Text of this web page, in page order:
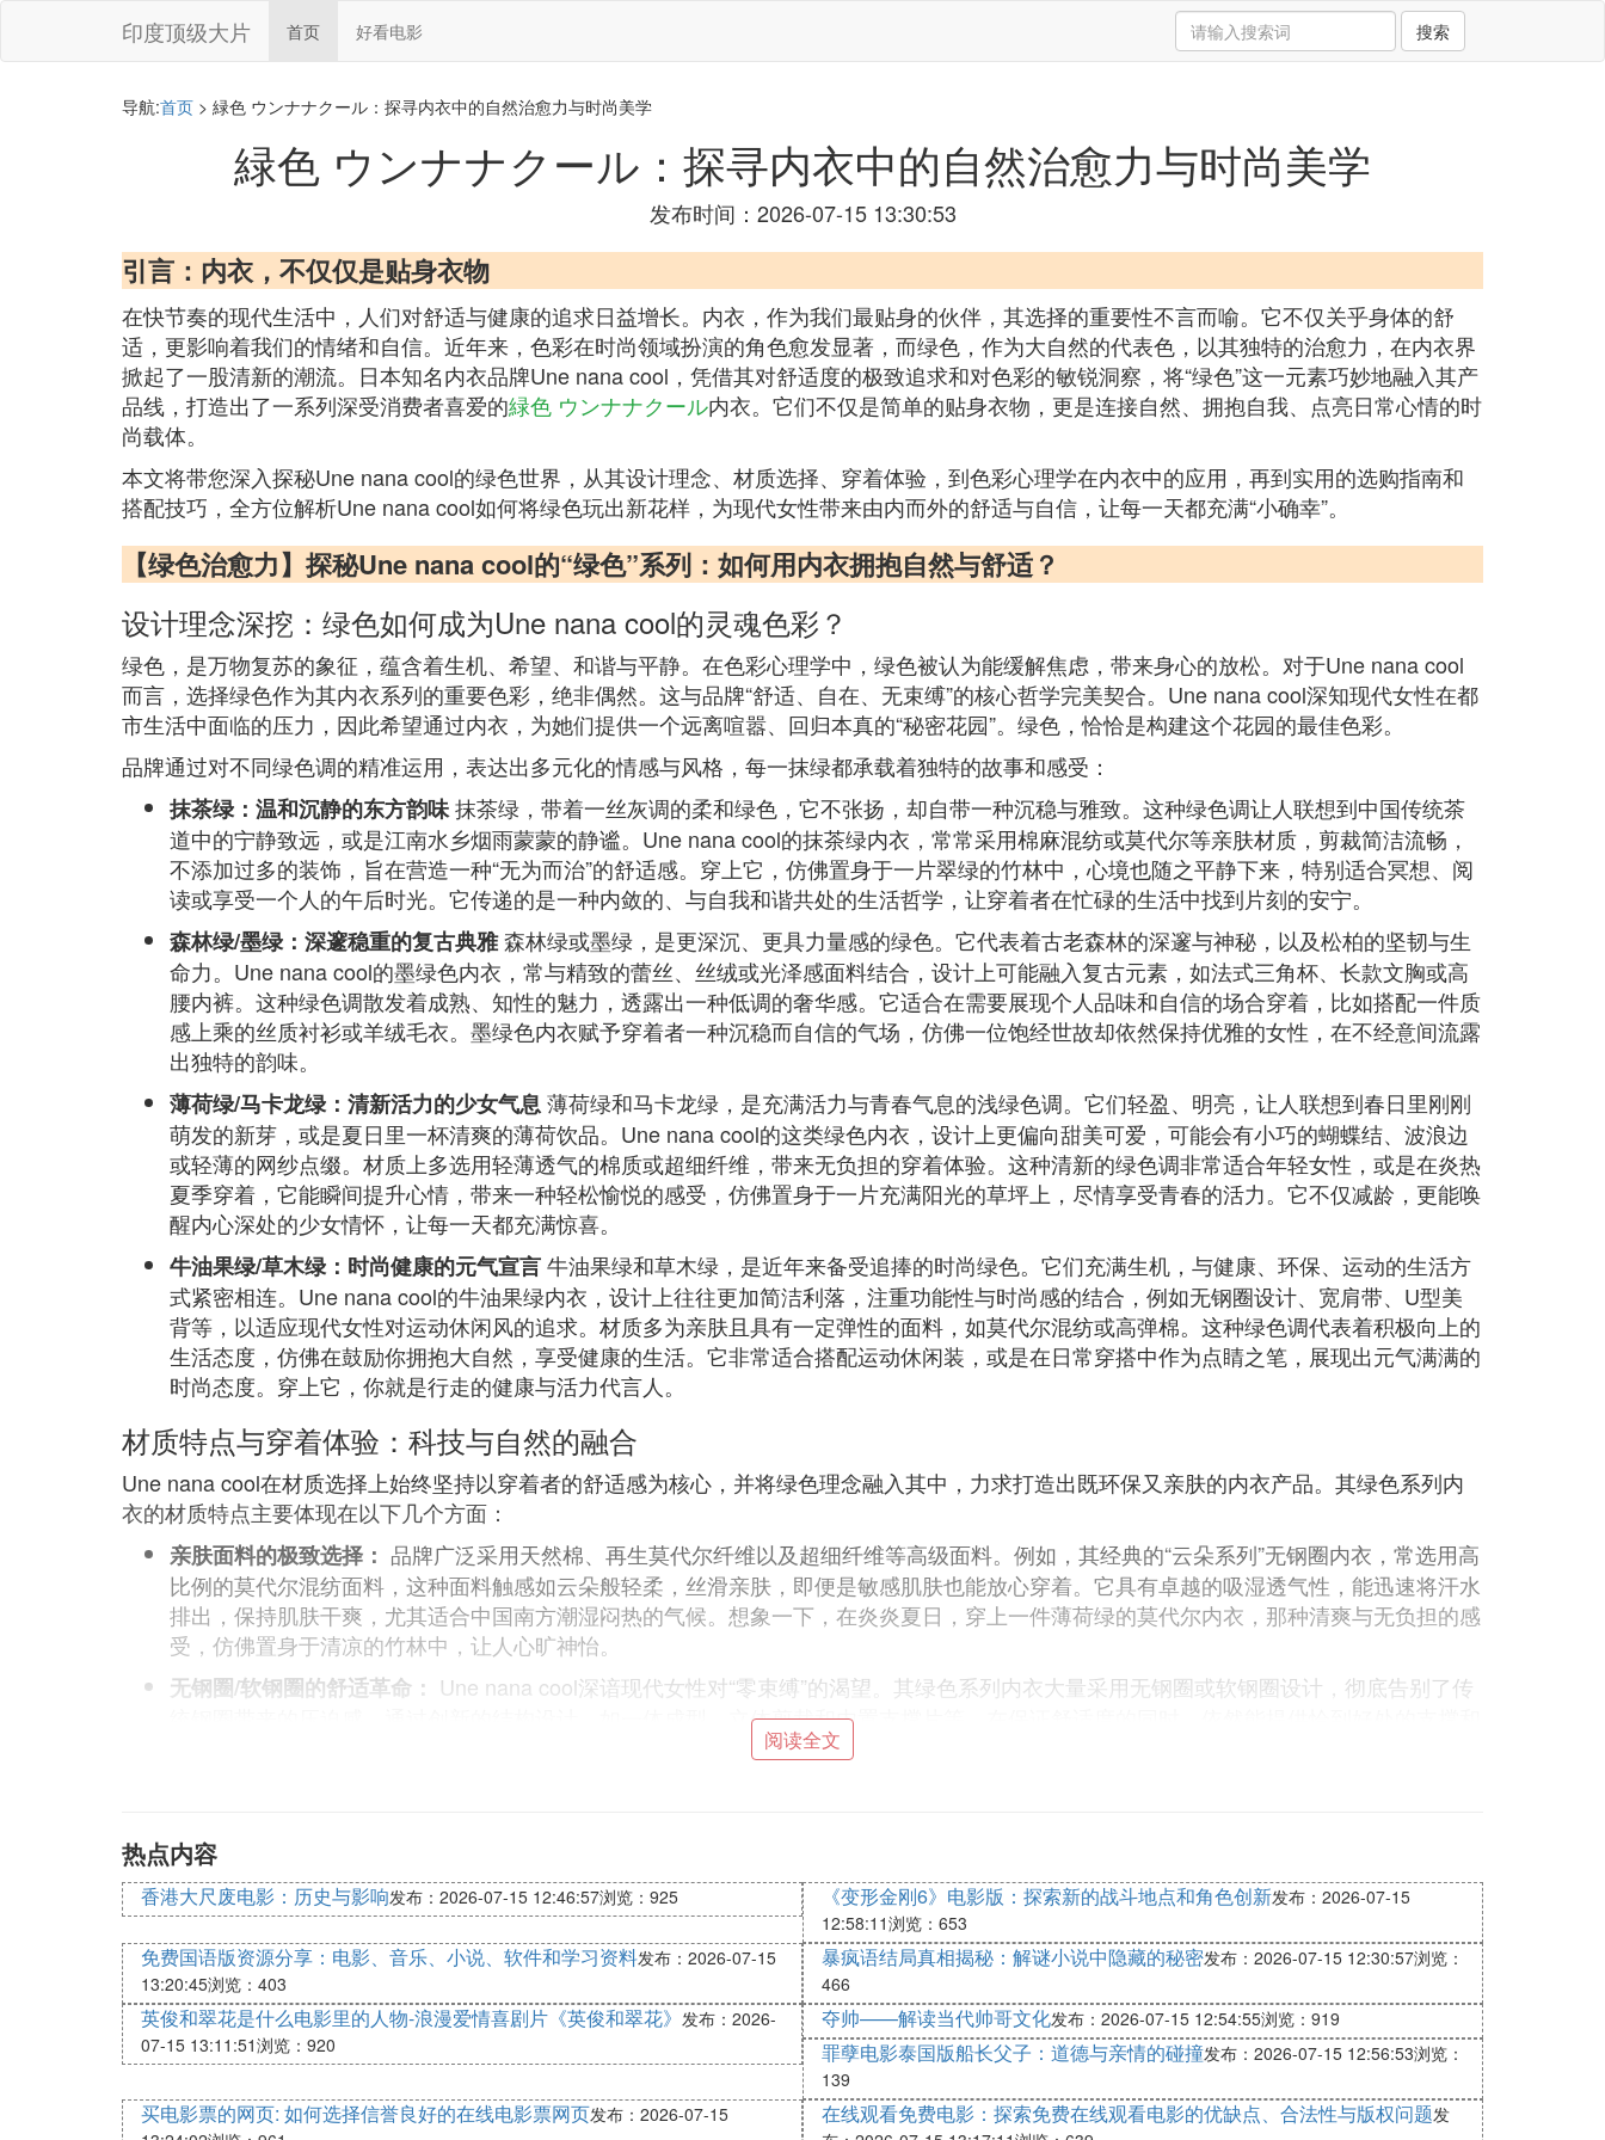
印度顶级大片 首页 好看电影 搜索
导航:首页 > 緑色 ウンナナクール：探寻内衣中的自然治愈力与时尚美学
緑色 ウンナナクール：探寻内衣中的自然治愈力与时尚美学
发布时间：2026-07-15 13:30:53
引言：内衣，不仅仅是贴身衣物
在快节奏的现代生活中，人们对舒适与健康的追求日益增长。内衣，作为我们最贴身的伙伴，其选择的重要性不言而喻。它不仅关乎身体的舒
适，更影响着我们的情绪和自信。近年来，色彩在时尚领域扮演的角色愈发显著，而绿色，作为大自然的代表色，以其独特的治愈力，在内衣界
掀起了一股清新的潮流。日本知名内衣品牌Une nana cool，凭借其对舒适度的极致追求和对色彩的敏锐洞察，将“绿色”这一元素巧妙地融入其产
品线，打造出了一系列深受消费者喜爱的緑色 ウンナナクール内衣。它们不仅是简单的贴身衣物，更是连接自然、拥抱自我、点亮日常心情的时
尚载体。
本文将带您深入探秘Une nana cool的绿色世界，从其设计理念、材质选择、穿着体验，到色彩心理学在内衣中的应用，再到实用的选购指南和
搭配技巧，全方位解析Une nana cool如何将绿色玩出新花样，为现代女性带来由内而外的舒适与自信，让每一天都充满“小确幸”。
【绿色治愈力】探秘Une nana cool的“绿色”系列：如何用内衣拥抱自然与舒适？
设计理念深挖：绿色如何成为Une nana cool的灵魂色彩？
绿色，是万物复苏的象征，蕴含着生机、希望、和谐与平静。在色彩心理学中，绿色被认为能缓解焦虑，带来身心的放松。对于Une nana cool
而言，选择绿色作为其内衣系列的重要色彩，绝非偶然。这与品牌“舒适、自在、无束缚”的核心哲学完美契合。Une nana cool深知现代女性在都
市生活中面临的压力，因此希望通过内衣，为她们提供一个远离喧嚣、回归本真的“秘密花园”。绿色，恰恰是构建这个花园的最佳色彩。
品牌通过对不同绿色调的精准运用，表达出多元化的情感与风格，每一抹绿都承载着独特的故事和感受：
抹茶绿：温和沉静的东方韵味抹茶绿，带着一丝灰调的柔和绿色，它不张扬，却自带一种沉稳与雅致。这种绿色调让人联想到中国传统茶
道中的宁静致远，或是江南水乡烟雨蒙蒙的静谧。Une nana cool的抹茶绿内衣，常常采用棉麻混纺或莫代尔等亲肤材质，剪裁简洁流畅，
不添加过多的装饰，旨在营造一种“无为而治”的舒适感。穿上它，仿佛置身于一片翠绿的竹林中，心境也随之平静下来，特别适合冥想、阅
读或享受一个人的午后时光。它传递的是一种内敛的、与自我和谐共处的生活哲学，让穿着者在忙碌的生活中找到片刻的安宁。
森林绿/墨绿：深邃稳重的复古典雅森林绿或墨绿，是更深沉、更具力量感的绿色。它代表着古老森林的深邃与神秘，以及松柏的坚韧与生
命力。Une nana cool的墨绿色内衣，常与精致的蕾丝、丝绒或光泽感面料结合，设计上可能融入复古元素，如法式三角杯、长款文胸或高
腰内裤。这种绿色调散发着成熟、知性的魅力，透露出一种低调的奢华感。它适合在需要展现个人品味和自信的场合穿着，比如搭配一件质
感上乘的丝质衬衫或羊绒毛衣。墨绿色内衣赋予穿着者一种沉稳而自信的气场，仿佛一位饱经世故却依然保持优雅的女性，在不经意间流露
出独特的韵味。
薄荷绿/马卡龙绿：清新活力的少女气息薄荷绿和马卡龙绿，是充满活力与青春气息的浅绿色调。它们轻盈、明亮，让人联想到春日里刚刚
萌发的新芽，或是夏日里一杯清爽的薄荷饮品。Une nana cool的这类绿色内衣，设计上更偏向甜美可爱，可能会有小巧的蝴蝶结、波浪边
或轻薄的网纱点缀。材质上多选用轻薄透气的棉质或超细纤维，带来无负担的穿着体验。这种清新的绿色调非常适合年轻女性，或是在炎热
夏季穿着，它能瞬间提升心情，带来一种轻松愉悦的感受，仿佛置身于一片充满阳光的草坪上，尽情享受青春的活力。它不仅减龄，更能唤
醒内心深处的少女情怀，让每一天都充满惊喜。
牛油果绿/草木绿：时尚健康的元气宣言牛油果绿和草木绿，是近年来备受追捧的时尚绿色。它们充满生机，与健康、环保、运动的生活方
式紧密相连。Une nana cool的牛油果绿内衣，设计上往往更加简洁利落，注重功能性与时尚感的结合，例如无钢圈设计、宽肩带、U型美
背等，以适应现代女性对运动休闲风的追求。材质多为亲肤且具有一定弹性的面料，如莫代尔混纺或高弹棉。这种绿色调代表着积极向上的
生活态度，仿佛在鼓励你拥抱大自然，享受健康的生活。它非常适合搭配运动休闲装，或是在日常穿搭中作为点睛之笔，展现出元气满满的
时尚态度。穿上它，你就是行走的健康与活力代言人。
材质特点与穿着体验：科技与自然的融合
Une nana cool在材质选择上始终坚持以穿着者的舒适感为核心，并将绿色理念融入其中，力求打造出既环保又亲肤的内衣产品。其绿色系列内
衣的材质特点主要体现在以下几个方面：
亲肤面料的极致选择： 品牌广泛采用天然棉、再生莫代尔纤维以及超细纤维等高级面料。例如，其经典的“云朵系列”无钢圈内衣，常选用高
比例的莫代尔混纺面料，这种面料触感如云朵般轻柔，丝滑亲肤，即便是敏感肌肤也能放心穿着。它具有卓越的吸湿透气性，能迅速将汗水
排出，保持肌肤干爽，尤其适合中国南方潮湿闷热的气候。想象一下，在炎炎夏日，穿上一件薄荷绿的莫代尔内衣，那种清爽与无负担的感
受，仿佛置身于清凉的竹林中，让人心旷神怡。
无钢圈/软钢圈的舒适革命： Une nana cool深谙现代女性对“零束缚”的渴望。其绿色系列内衣大量采用无钢圈或软钢圈设计，彻底告别了传
统钢圈带来的压迫感。通过创新的结构设计，如一体成型、立体剪裁和内置支撑片等，在保证舒适度的同时，依然能提供恰到好处的支撑和
聚拢效果，满足不同胸型的需求。比如，一款抹茶绿的无钢圈内衣，其底部采用宽边设计，有效分散压力，避免勒痕，让胸部得以自由呼
边缘不扎肤、不摩擦。例如，一些墨绿色内衣上的植物图案蕾丝，其线条流畅，触感细腻，即使贴身穿着也毫无异物感。此外，无痕边缘处
理技术，使得内衣在穿着紧身衣物时也能保持平整，避免尴尬的内衣痕迹。可调节的肩带和背扣设计，则能让每位穿着者根据自身情况进行
微调，实现个性化的舒适体验。这些看似微小的细节，共同构筑了Une nana cool绿色内衣的卓越穿着感受，让女性在享受美观的同时，也
能感受到无微不至的呵护。
多元场景的完美适应：
Une nana cool的绿色内衣系列，旨在满足女性在不同生活场景下的需求。无论是居家放松、轻度运动，还是日常通
勤，都能找到合适的绿色单品。例如，一款浅绿色的睡眠文胸，采用超软面料和宽肩带设计，让您在夜间也能享受无压的睡眠；一款牛油果
绿的运动内衣，具备良好的支撑性和排汗功能，陪伴您在瑜伽垫上挥洒汗水；而一件抹茶绿的日常款内衣，则能无缝融入您的通勤装束，为
您带来一整天的舒适与好心情。绿色内衣的这种多功能性，使其成为现代女性衣橱中不可或缺的单品。
搭配建议：绿色内衣的时尚蜕变
阅读全文
热点内容
香港大尺废电影：历史与影响发布：2026-07-15 12:46:57浏览：925 《变形金刚6》电影版：探索新的战斗地点和角色创新发布：2026-07-15
12:58:11浏览：653
免费国语版资源分享：电影、音乐、小说、软件和学习资料发布：2026-07-15
13:20:45浏览：403
暴疯语结局真相揭秘：解谜小说中隐藏的秘密发布：2026-07-15 12:30:57浏览：
466
英俊和翠花是什么电影里的人物-浪漫爱情喜剧片《英俊和翠花》 发布：2026-
07-15 13:11:51浏览：920
夺帅——解读当代帅哥文化发布：2026-07-15 12:54:55浏览：919
罪孽电影泰国版船长父子：道德与亲情的碰撞发布：2026-07-15 12:56:53浏览：
139
买电影票的网页: 如何选择信誉良好的在线电影票网页发布：2026-07-15
在线观看免费电影：探索免费在线观看电影的优缺点、合法性与版权问题发